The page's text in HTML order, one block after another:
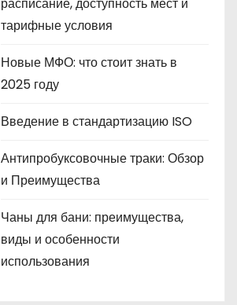
тарифные условия
Новые МФО: что стоит знать в
2025 году
Введение в стандартизацию ISO
Антипробуксовочные траки: Обзор
и Преимущества
Чаны для бани: преимущества,
виды и особенности
использования